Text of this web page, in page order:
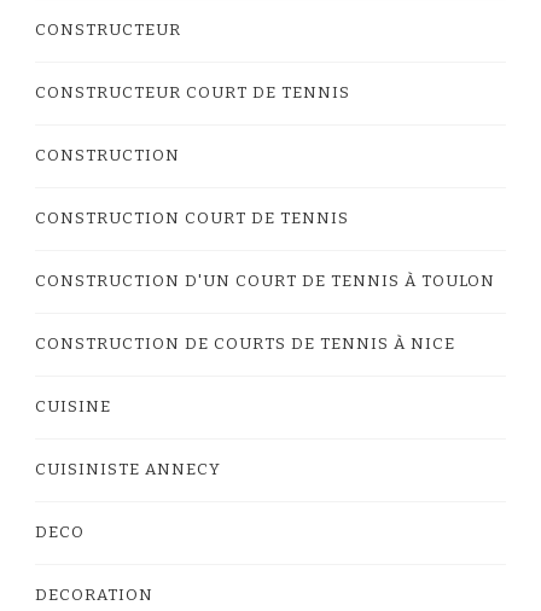
CONSTRUCTEUR
CONSTRUCTEUR COURT DE TENNIS
CONSTRUCTION
CONSTRUCTION COURT DE TENNIS
CONSTRUCTION D'UN COURT DE TENNIS À TOULON
CONSTRUCTION DE COURTS DE TENNIS À NICE
CUISINE
CUISINISTE ANNECY
DECO
DECORATION